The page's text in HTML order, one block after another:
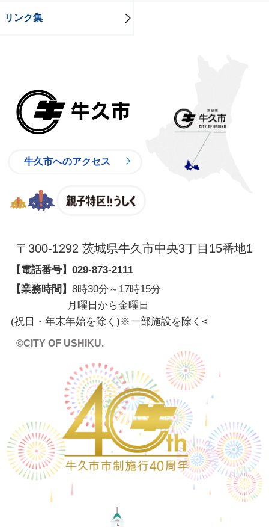
リンク集
牛久市へのアクセス
〒300-1292 茨城県牛久市中央3丁目15番地1
【電話番号】 029-873-2111
【業務時間】 8時30分～17時15分
月曜日から金曜日
(祝日・年末年始を除く)※一部施設を除く <
©CITY OF USHIKU.